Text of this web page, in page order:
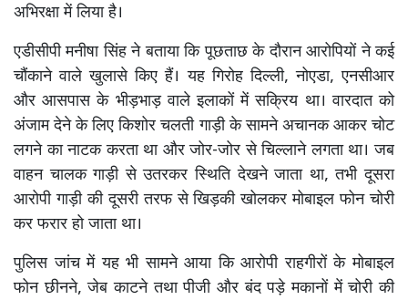
अभिरक्षा में लिया है।
एडीसीपी मनीषा सिंह ने बताया कि पूछताछ के दौरान आरोपियों ने कई
चौंकाने वाले खुलासे किए हैं। यह गिरोह दिल्ली, नोएडा, एनसीआर
और आसपास के भीड़भाड़ वाले इलाकों में सक्रिय था। वारदात को
अंजाम देने के लिए किशोर चलती गाड़ी के सामने अचानक आकर चोट
लगने का नाटक करता था और जोर-जोर से चिल्लाने लगता था। जब
वाहन चालक गाड़ी से उतरकर स्थिति देखने जाता था, तभी दूसरा
आरोपी गाड़ी की दूसरी तरफ से खिड़की खोलकर मोबाइल फोन चोरी
कर फरार हो जाता था।
पुलिस जांच में यह भी सामने आया कि आरोपी राहगीरों के मोबाइल
फोन छीनने, जेब काटने तथा पीजी और बंद पड़े मकानों में चोरी की